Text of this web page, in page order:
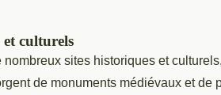
et culturels
nombreux sites historiques et
de monuments médiévaux et de